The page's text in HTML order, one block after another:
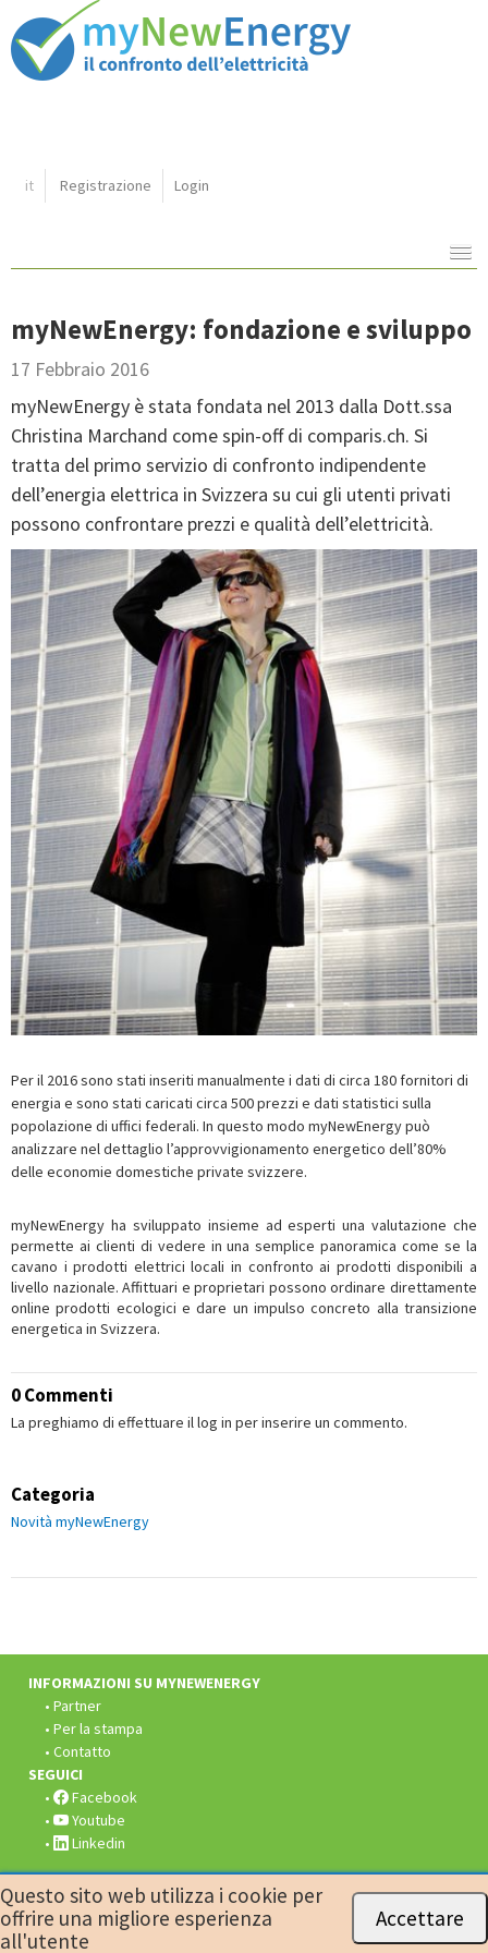
it Registrazione Login
Contenuto:
myNewEnergy: fondazione e sviluppo
17 Febbraio 2016
myNewEnergy è stata fondata nel 2013 dalla Dott.ssa
Christina Marchand come spin-off di comparis.ch. Si
tratta del primo servizio di confronto indipendente
dell’energia elettrica in Svizzera su cui gli utenti privati
possono confrontare prezzi e qualità dell’elettricità.
Per il 2016 sono stati inseriti manualmente i dati di circa 180 fornitori di
energia e sono stati caricati circa 500 prezzi e dati statistici sulla
popolazione di uffici federali. In questo modo myNewEnergy può
analizzare nel dettaglio l’approvvigionamento energetico dell’80%
delle economie domestiche private svizzere.
myNewEnergy ha sviluppato insieme ad esperti una valutazione che
permette ai clienti di vedere in una semplice panoramica come se la
cavano i prodotti elettrici locali in confronto ai prodotti disponibili a
livello nazionale. Affittuari e proprietari possono ordinare direttamente
online prodotti ecologici e dare un impulso concreto alla transizione
energetica in Svizzera.
0 Commenti
La preghiamo di effettuare il log in per inserire un commento.
Categoria
Novità myNewEnergy
INFORMAZIONI SU MYNEWENERGY
Partner
Per la stampa
Contatto
SEGUICI
Facebook
Youtube
Linkedin
© 2026myNewEnergy Protezione dati
Informazioni legali
Colofone
Questo sito web utilizza i cookie per
offrire una migliore esperienza
all'utente
Accettare